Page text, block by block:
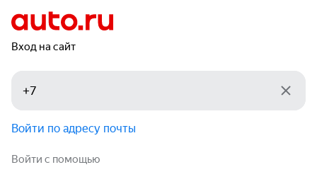
Вход на сайт
Войти по адресу почты
Войти с помощью